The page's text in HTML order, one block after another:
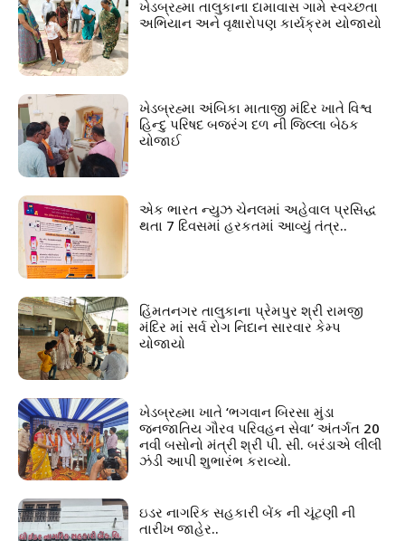
ખેડબ્રહ્મા તાલુકાના દામાવાસ ગામે સ્વચ્છતા
અભિયાન અને વૃક્ષારોપણ કાર્યક્રમ યોજાયો
ખેડબ્રહ્મા અંબિકા માતાજી મંદિર ખાતે વિશ્વ
હિન્દુ પરિષદ બજરંગ દળ ની જિલ્લા બેઠક
યોજાઈ
એક ભારત ન્યુઝ ચેનલમાં અહેવાલ પ્રસિદ્ધ
થતા 7 દિવસમાં હરકતમાં આવ્યું તંત્ર..
હિંમતનગર તાલુકાના પ્રેમપુર શ્રી રામજી
મંદિર માં સર્વ રોગ નિદાન સારવાર કેમ્પ
યોજાયો
ખેડબ્રહ્મા ખાતે ‘ભગવાન બિરસા મુંડા
જનજાતિય ગૌરવ પરિવહન સેવા’ અંતર્ગત 20
નવી બસોનો મંત્રી શ્રી પી. સી. બરંડાએ લીલી
ઝંડી આપી શુભારંભ કરાવ્યો.
ઇડર નાગરિક સહકારી બેંક ની ચૂંટણી ની
તારીખ જાહેર..